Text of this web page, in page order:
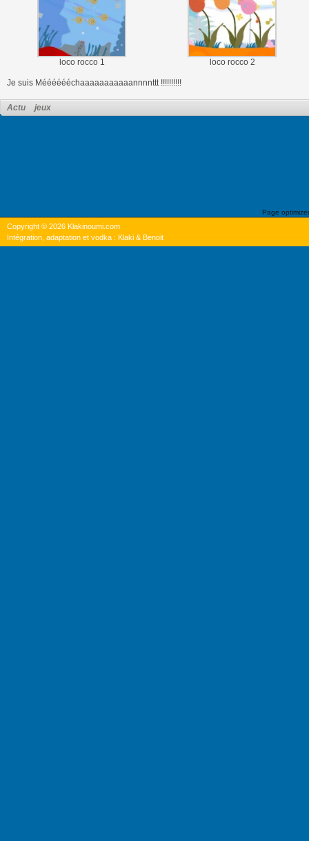
loco rocco 1 loco rocco 2
Je suis Mééééééchaaaaaaaaaaannnnttt !!!!!!!!!!
Actu jeux
Page
Copyright © 2026 Klakinoumi.com
Intégration, adaptation et vodka : Klaki & Benoit